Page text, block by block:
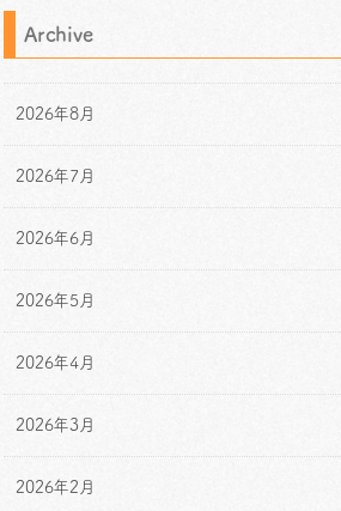
Archive
2026年8月
2026年7月
2026年6月
2026年5月
2026年4月
2026年3月
2026年2月